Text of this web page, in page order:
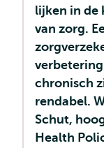
lijken in de
van zorg.
chronisch
rendabel.
Schut,
Health